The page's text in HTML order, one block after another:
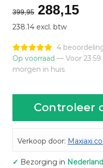
399,95
prijs
was:
€399,95.
288,15
238.14 excl. btw
4
Op voorraad — Voor
morgen in huis
Controleer
Verkoop door:
✓ Bezorging in